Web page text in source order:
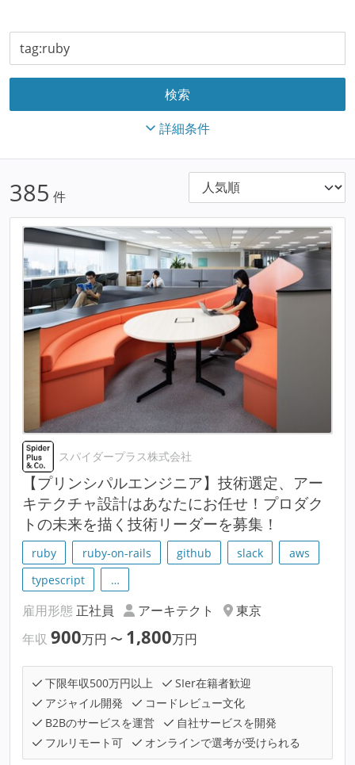
詳細条件
385 件
スパイダープラス株式会社
【プリンシパルエンジニア】技術選定、アー
キテクチャ設計はあなたにお任せ！プロダク
トの未来を描く技術リーダーを募集！
ruby ruby-on-rails github slack
aws
typescript
…
雇用形態 正社員 アーキテクト
東京
年収 900万円 〜 1,800万円
下限年収500万円以上
SIer在籍者歓迎
アジャイル開発
コードレビュー文化
B2Bのサービスを運営
自社サービスを開発
フルリモート可
オンラインで選考が受けられる